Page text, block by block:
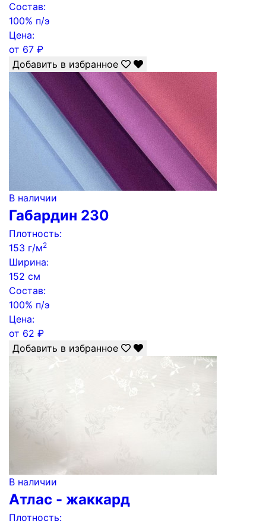
Состав:
100% п/э
Цена:
от 67 ₽
Добавить в избранное
В наличии
Габардин 230
Плотность:
153 г/м2
Ширина:
152 см
Состав:
100% п/э
Цена:
от 62 ₽
Добавить в избранное
В наличии
Атлас - жаккард
Плотность: